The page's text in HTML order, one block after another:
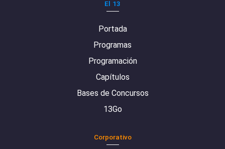
El 13
Portada
Programas
Programación
Capítulos
Bases de Concursos
13Go
Corporativo